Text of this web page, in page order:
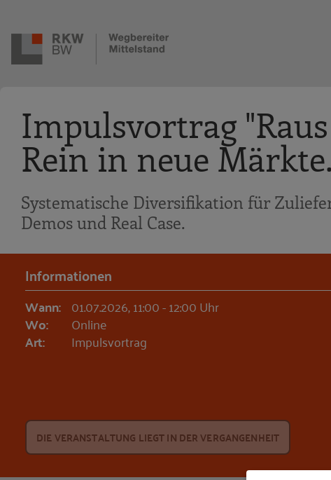
Impulsvortrag
Rein in neue
Systematische Diversifikation für
Demos und Real Case.
Informationen
Wann: 01.07.2026, 11:00 - 12:00 Uhr
Wo: Online
Art: Impulsvortrag
DIE VERANSTALTUNG LIEGT IN DER VERGANGENHEIT